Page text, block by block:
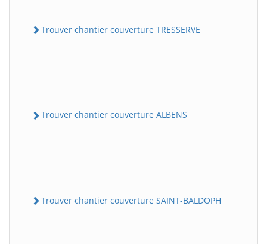
Trouver chantier couverture TRESSERVE
Trouver chantier couverture ALBENS
Trouver chantier couverture SAINT-BALDOPH